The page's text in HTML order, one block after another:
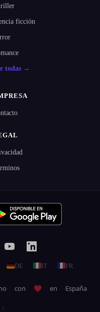
ficción
todas →
DE IT FR
con ♥ en España